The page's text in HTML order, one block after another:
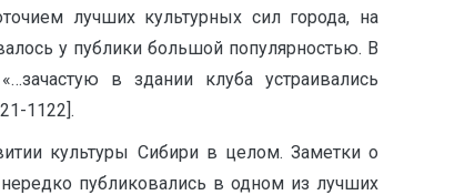
лучших культурных сил города, на
у публики большой популярностью. В
в здании клуба устраивались
1122].
культуры Сибири в целом. Заметки о
публиковались в одном из лучших